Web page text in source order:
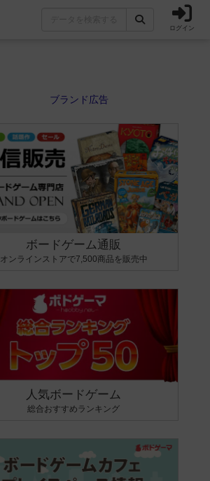
ログイン
ボードゲーム通販
オンラインストアで7,500商品を販売中
人気ボードゲーム
総合おすすめランキング